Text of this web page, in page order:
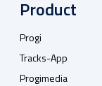
Product
Progi
Tracks-App
Progimedia